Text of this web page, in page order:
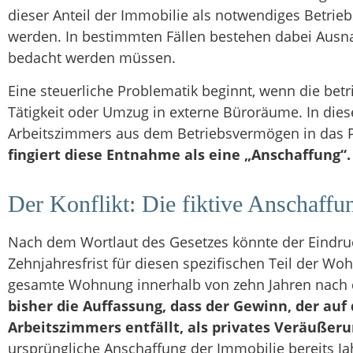
dieser Anteil der Immobilie als notwendiges
werden. In bestimmten Fällen bestehen dabei
bedacht werden müssen.
Eine steuerliche Problematik beginnt, wenn die
Tätigkeit oder Umzug in externe Büroräume. In
Arbeitszimmers aus dem Betriebsvermögen in das
fingiert diese Entnahme als eine „Anschaffung“.
Der Konflikt: Die fiktive
Nach dem Wortlaut des Gesetzes könnte der
Zehnjahresfrist für diesen spezifischen Teil der
gesamte Wohnung innerhalb von zehn Jahren
bisher die Auffassung, dass der Gewinn, der
Arbeitszimmers entfällt, als privates
ursprüngliche Anschaffung der Immobilie bereits